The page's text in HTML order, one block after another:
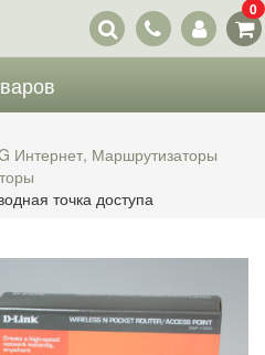
Наши
контакты
0
Интернет, Маршрутизаторы
точка доступа